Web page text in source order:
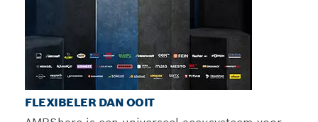
FLEXIBELER DAN OOIT